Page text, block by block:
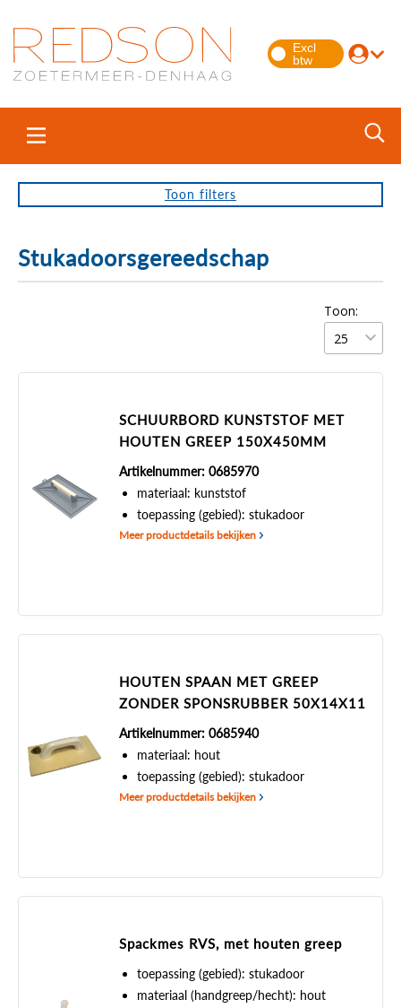
Toon filters
Stukadoorsgereedschap
Toon:
SCHUURBORD KUNSTSTOF MET
HOUTEN GREEP 150X450MM
Artikelnummer: 0685970
materiaal: kunststof
toepassing (gebied): stukadoor
Meer productdetails bekijken
HOUTEN SPAAN MET GREEP
ZONDER SPONSRUBBER 50X14X11
Artikelnummer: 0685940
materiaal: hout
toepassing (gebied): stukadoor
Meer productdetails bekijken
Spackmes RVS, met houten greep
toepassing (gebied): stukadoor
materiaal (handgreep/hecht): hout